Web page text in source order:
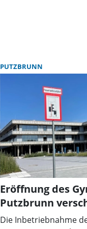
PUTZBRUNN
Eröffnung des
Putzbrunn
Die Inbetriebnahme